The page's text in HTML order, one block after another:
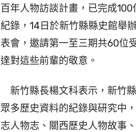
百年人物訪談計畫，已完成
紀錄，14日於新竹縣縣史館舉
表會，邀請第一至三期共60位
達對這些前輩的敬意。
新竹縣長楊文科表示，新竹
眾多歷史資料的紀錄與研究中
志人物志、關西歷史人物故事